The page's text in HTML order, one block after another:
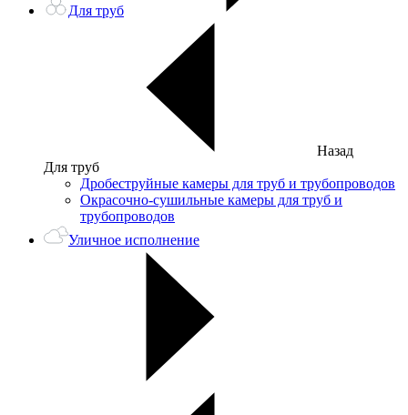
Для труб
Назад
Для труб
Дробеструйные камеры для труб и трубопроводов
Окрасочно-сушильные камеры для труб и
трубопроводов
Уличное исполнение